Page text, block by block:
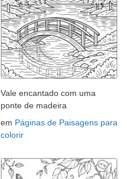
Vale encantado com uma
ponte de madeira
em Páginas de Paisagens para
colorir